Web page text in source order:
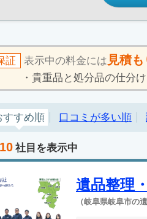
証 表示中の料金には 見積
貴重品と処分品の仕分け
すすめ順 口コミが多い順
社目を表示中
遺品整理
（岐阜県岐阜市の